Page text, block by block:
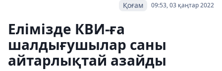
09:53, 03 қаңтар 2022
Қоғам
Елімізде КВИ-ға
шалдығушылар саны
айтарлықтай азайды